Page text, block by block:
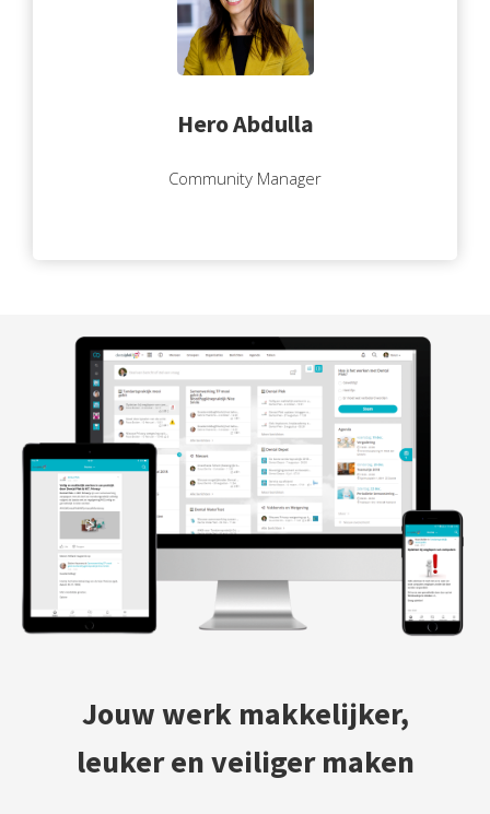
Hero Abdulla
Community Manager
Jouw werk makkelijker,
leuker en veiliger maken